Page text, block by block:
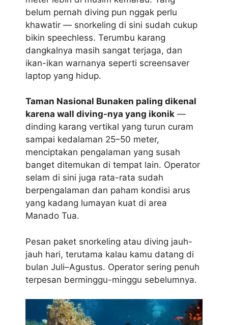
belum pernah diving pun nggak perlu
khawatir — snorkeling di sini sudah cukup
bikin speechless. Terumbu karang
dangkalnya masih sangat terjaga, dan
ikan-ikan warnanya seperti screensaver
laptop yang hidup.
Taman Nasional Bunaken paling dikenal
karena wall diving-nya yang ikonik —
dinding karang vertikal yang turun curam
sampai kedalaman 25–50 meter,
menciptakan pengalaman yang susah
banget ditemukan di tempat lain. Operator
selam di sini juga rata-rata sudah
berpengalaman dan paham kondisi arus
yang kadang lumayan kuat di area
Manado Tua.
Pesan paket snorkeling atau diving jauh-
jauh hari, terutama kalau kamu datang di
bulan Juli–Agustus. Operator sering penuh
terpesan berminggu-minggu sebelumnya.